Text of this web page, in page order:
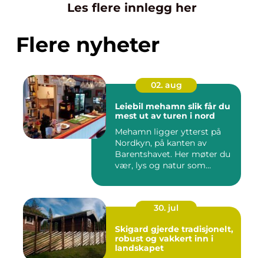
Les flere innlegg her
Flere nyheter
02. aug
Leiebil mehamn slik får du
mest ut av turen i nord
Mehamn ligger ytterst på
Nordkyn, på kanten av
Barentshavet. Her møter du
vær, lys og natur som
30. jul
Skigard gjerde tradisjonelt,
robust og vakkert inn i
landskapet